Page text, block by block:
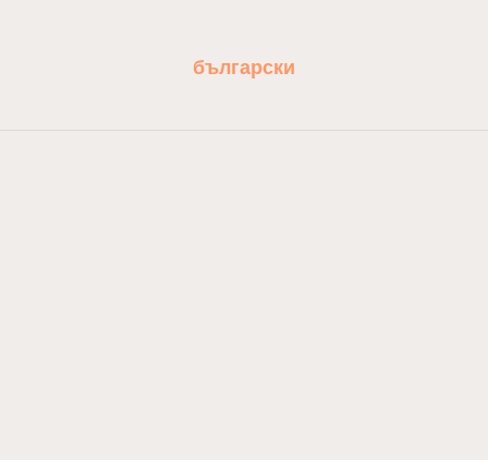
български